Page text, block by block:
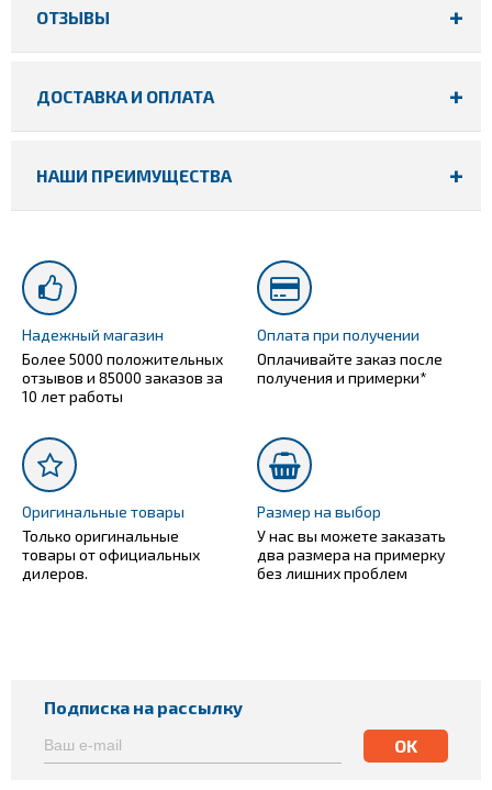
ОТЗЫВЫ
ДОСТАВКА И ОПЛАТА
НАШИ ПРЕИМУЩЕСТВА
Надежный магазин
Более 5000 положительных
отзывов и 85000 заказов за
10 лет работы
Оплата при получении
Оплачивайте заказ после
получения и примерки*
Оригинальные товары
Только оригинальные
товары от официальных
дилеров.
Размер на выбор
У нас вы можете заказать
два размера на примерку
без лишних проблем
Подписка на рассылку